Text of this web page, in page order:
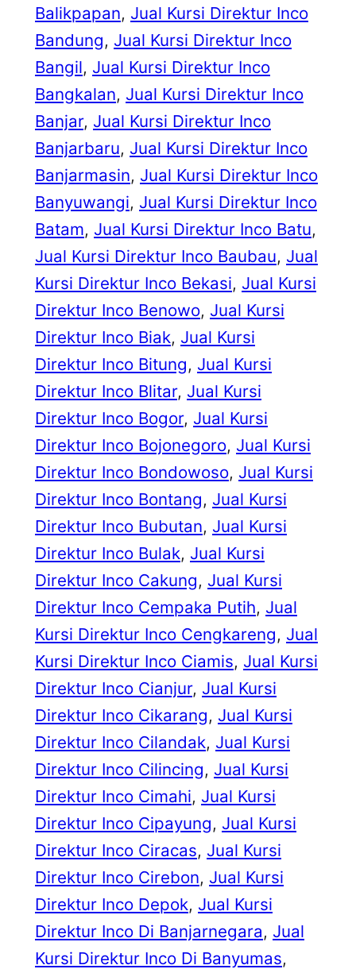
Balikpapan, Jual Kursi Direktur Inco
Bandung, Jual Kursi Direktur Inco
Bangil, Jual Kursi Direktur Inco
Bangkalan, Jual Kursi Direktur Inco
Banjar, Jual Kursi Direktur Inco
Banjarbaru, Jual Kursi Direktur Inco
Banjarmasin, Jual Kursi Direktur Inco
Banyuwangi, Jual Kursi Direktur Inco
Batam, Jual Kursi Direktur Inco Batu
Jual Kursi Direktur Inco Baubau, Jual
Kursi Direktur Inco Bekasi, Jual Kursi
Direktur Inco Benowo, Jual Kursi
Direktur Inco Biak, Jual Kursi
Direktur Inco Bitung, Jual Kursi
Direktur Inco Blitar, Jual Kursi
Direktur Inco Bogor, Jual Kursi
Direktur Inco Bojonegoro, Jual Kursi
Direktur Inco Bondowoso, Jual Kursi
Direktur Inco Bontang, Jual Kursi
Direktur Inco Bubutan, Jual Kursi
Direktur Inco Bulak, Jual Kursi
Direktur Inco Cakung, Jual Kursi
Direktur Inco Cempaka Putih, Jual
Kursi Direktur Inco Cengkareng, Jual
Kursi Direktur Inco Ciamis, Jual Kursi
Direktur Inco Cianjur, Jual Kursi
Direktur Inco Cikarang, Jual Kursi
Direktur Inco Cilandak, Jual Kursi
Direktur Inco Cilincing, Jual Kursi
Direktur Inco Cimahi, Jual Kursi
Direktur Inco Cipayung, Jual Kursi
Direktur Inco Ciracas, Jual Kursi
Direktur Inco Cirebon, Jual Kursi
Direktur Inco Depok, Jual Kursi
Direktur Inco Di Banjarnegara, Jual
Kursi Direktur Inco Di Banyumas